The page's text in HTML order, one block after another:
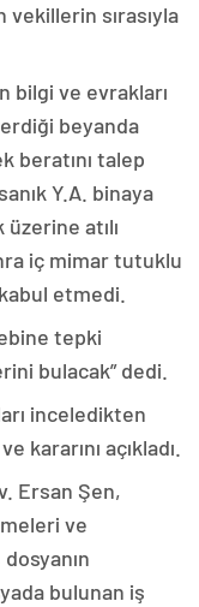
vekillerin sırasıyla
bilgi ve evrakları
beyanda
beratını talep
Y.A. binaya
atılı
iç mimar tutuklu
etmedi.
tepki
bulacak” dedi.
inceledikten
kararını açıkladı.
Ersan Şen,
ve
bulunan iş